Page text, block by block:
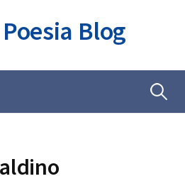
Blog
Ricerca